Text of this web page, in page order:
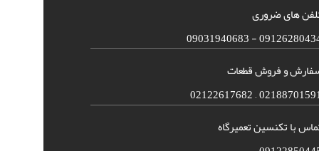
های ضروری
09126280434 -
و فروش قطعات
02188701591 –
با تکنسین تعمیرگاه